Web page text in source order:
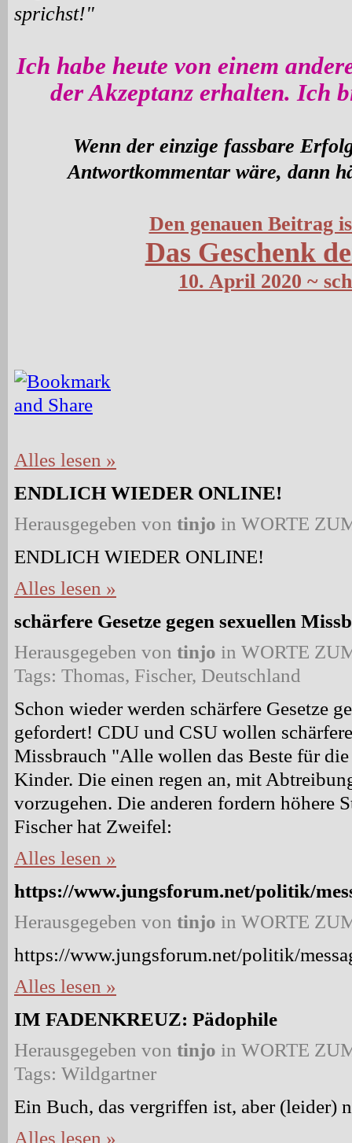
sprichst!"
Ich habe heute von einem
der Akzeptanz erhalten. Ich
Wenn der einzige fassbare
Antwortkommentar wäre, dann
Den genauen Beitrag
Das Geschenk
10. April 2020 ~
Alles lesen »
ENDLICH WIEDER ONLINE!
Herausgegeben von tinjo in WORTE
ENDLICH WIEDER ONLINE!
Alles lesen »
schärfere Gesetze gegen sexuellen
Herausgegeben von tinjo in WORTE
Tags: Thomas, Fischer, Deutschland
Schon wieder werden schärfere Gesetze
gefordert! CDU und CSU wollen
Missbrauch "Alle wollen das Beste für
Kinder. Die einen regen an, mit
vorzugehen. Die anderen fordern höhere
Fischer hat Zweifel:
Alles lesen »
https://www.jungsforum.net/politik/
Herausgegeben von tinjo in WORTE
https://www.jungsforum.net/politik/
Alles lesen »
IM FADENKREUZ: Pädophile
Herausgegeben von tinjo in WORTE
Tags: Wildgartner
Ein Buch, das vergriffen ist, aber (leider)
Alles lesen »